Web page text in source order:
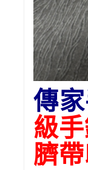
傳
級
臍